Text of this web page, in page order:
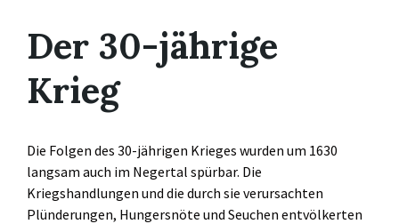
Der 30-jährige
Krieg
Die Folgen des 30-jährigen Krieges wurden um 1630
langsam auch im Negertal spürbar. Die
Kriegshandlungen und die durch sie verursachten
Plünderungen, Hungersnöte und Seuchen entvölkerten